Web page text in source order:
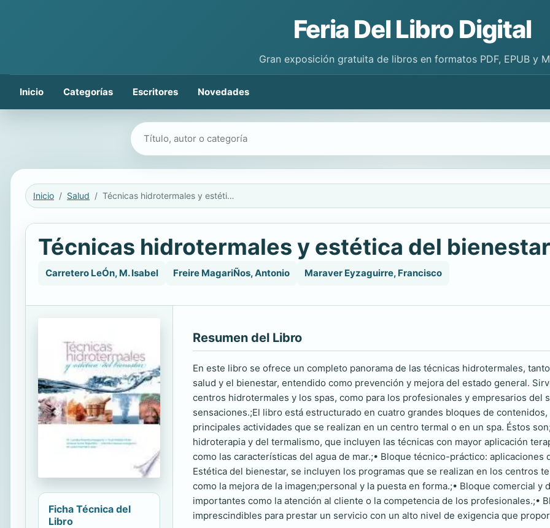
Feria Del Libro Digital
Gran exposición gratuita de libros en formatos PDF, EPUB y
Inicio Categorías Escritores Novedades
Buscar libros
Inicio Salud Técnicas hidrotermales y estética del bienestar
Técnicas hidrotermales y estética del bienestar
Carretero LeÓn, M. Isabel Freire MagariÑos, Antonio Maraver Eyzaguirre, Francisco
Ficha Técnica del
Libro
Resumen del Libro
En este libro se ofrece un completo panorama de las técnicas hidrotermales,
salud y el bienestar, entendido como prevención y mejora del estado general.
centros hidrotermales y los spas, como para los profesionales y empresarios del
sensaciones.;El libro está estructurado en cuatro grandes bloques de
principales actividades que se realizan en un centro termal o en un spa. Éstos
hidroterapia y del termalismo, que incluyen las técnicas con mayor aplicación
como las características del agua de mar.;• Bloque técnico-práctico: aplicaciones
Estética del bienestar, se incluyen los programas que se realizan en los centros
como la mejora de la imagen;personal y la puesta en forma.;• Bloque comercial
importantes como la atención al cliente o la competencia de los profesionales.;•
imprescindibles para prestar un servicio con un alto nivel de exigencia que